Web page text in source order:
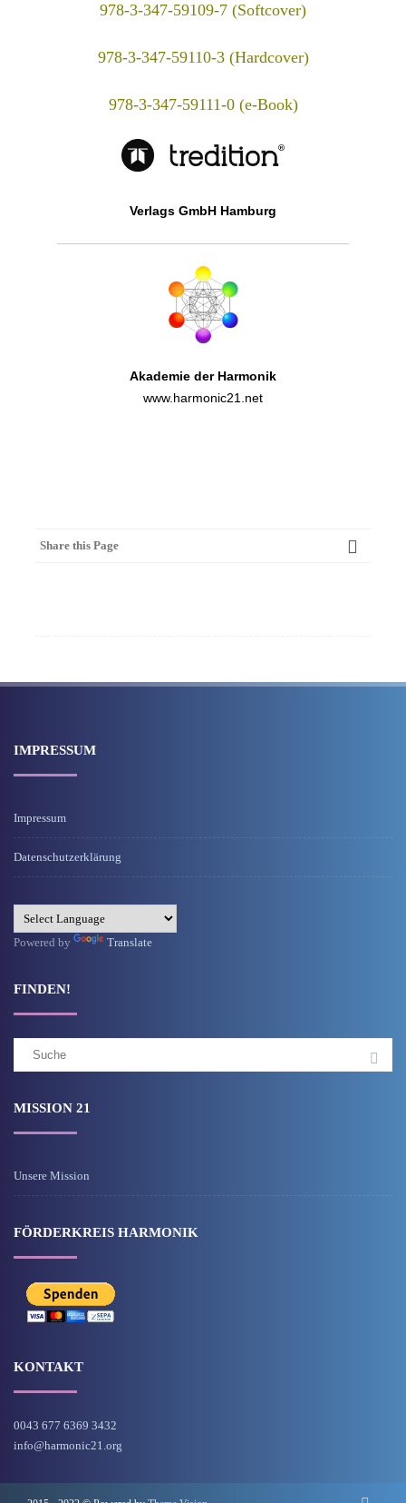
978-3-347-59109-7 (Softcover)
978-3-347-59110-3 (Hardcover)
978-3-347-59111-0 (e-Book)
Verlags GmbH Hamburg
Akademie der Harmonik
www.harmonic21.net
Share this Page
IMPRESSUM
Impressum
Datenschutzerklärung
Powered by Translate
FINDEN!
MISSION 21
Unsere Mission
FÖRDERKREIS HARMONIK
KONTAKT
0043 677 6369 3432
info@harmonic21.org